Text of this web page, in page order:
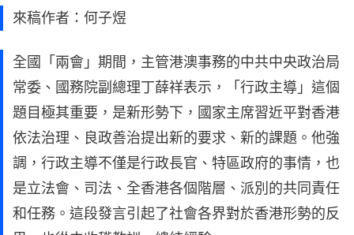
來稿作者：何子煜
全國「兩會」期間，主管港澳事務的中共中央政治局
常委、國務院副總理丁薛祥表示，「行政主導」這個
題目極其重要，是新形勢下，國家主席習近平對香港
依法治理、良政善治提出新的要求、新的課題。他強
調，行政主導不僅是行政長官、特區政府的事情，也
是立法會、司法、全香港各個階層、派別的共同責任
和任務。這段發言引起了社會各界對於香港形勢的反